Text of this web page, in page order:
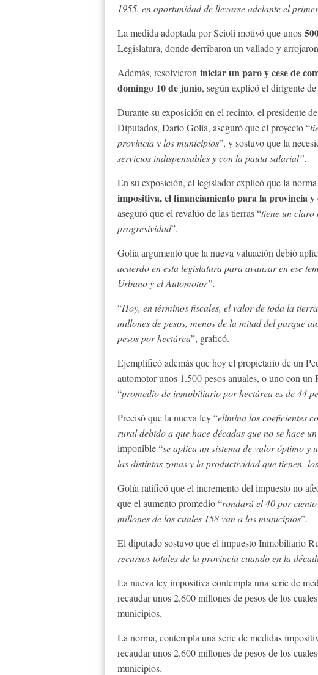
1955, en oportunidad de llevarse adelante el
La medida adoptada por Scioli motivó que unos
Legislatura, donde derribaron un vallado y
Además, resolvieron iniciar un paro y cese de
domingo 10 de junio, según explicó el dirigente
Durante su exposición en el recinto, el presidente
Diputados, Darío Golía, aseguró que el proyecto “
provincia y los municipios”, y sostuvo que la
servicios indispensables y con la pauta salarial”.
En su exposición, el legislador explicó que la
impositiva, el financiamiento para la provincia
aseguró que el revalúo de las tierras “tiene un
progresividad”.
Golía argumentó que la nueva valuación debió
acuerdo en esta legislatura para avanzar en ese
Urbano y el Automotor”.
“Hoy, en términos fiscales, el valor de toda la
millones de pesos, menos de la mitad del parque
pesos por hectárea”, graficó.
Ejemplificó además que hoy el propietario de un
automotor unos 1.500 pesos anuales, o uno con
“promedio de inmobiliario por hectárea es de 44
Precisó que la nueva ley “elimina los coeficientes
rural debido a que hace décadas que no se hace
imponible “se aplica un sistema de valor óptimo y
las distintas zonas y la productividad que tienen
Golía ratificó que el incremento del impuesto no
que el aumento promedio “rondará el 40 por
millones de los cuales 158 van a los municipios”.
El diputado sostuvo que el impuesto Inmobiliario
recursos totales de la provincia cuando en la
La nueva ley impositiva contempla una serie de
recaudar unos 2.600 millones de pesos de los
municipios.
La norma, contempla una serie de medidas
recaudar unos 2.600 millones de pesos de los
municipios.